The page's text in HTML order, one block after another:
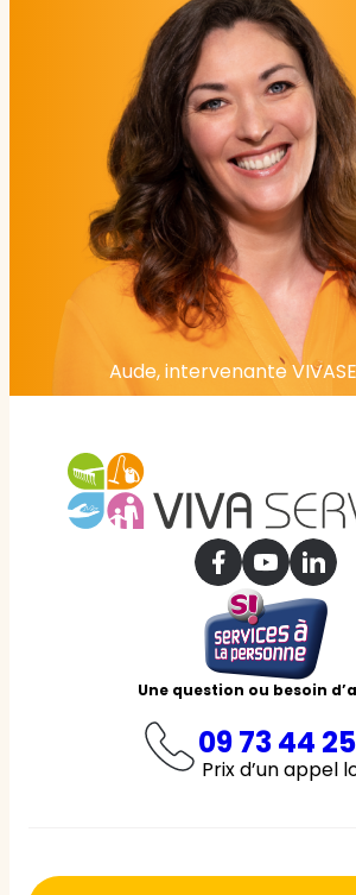
Aude, intervenante
Une question ou besoin
09 73 44
Prix d’un appel